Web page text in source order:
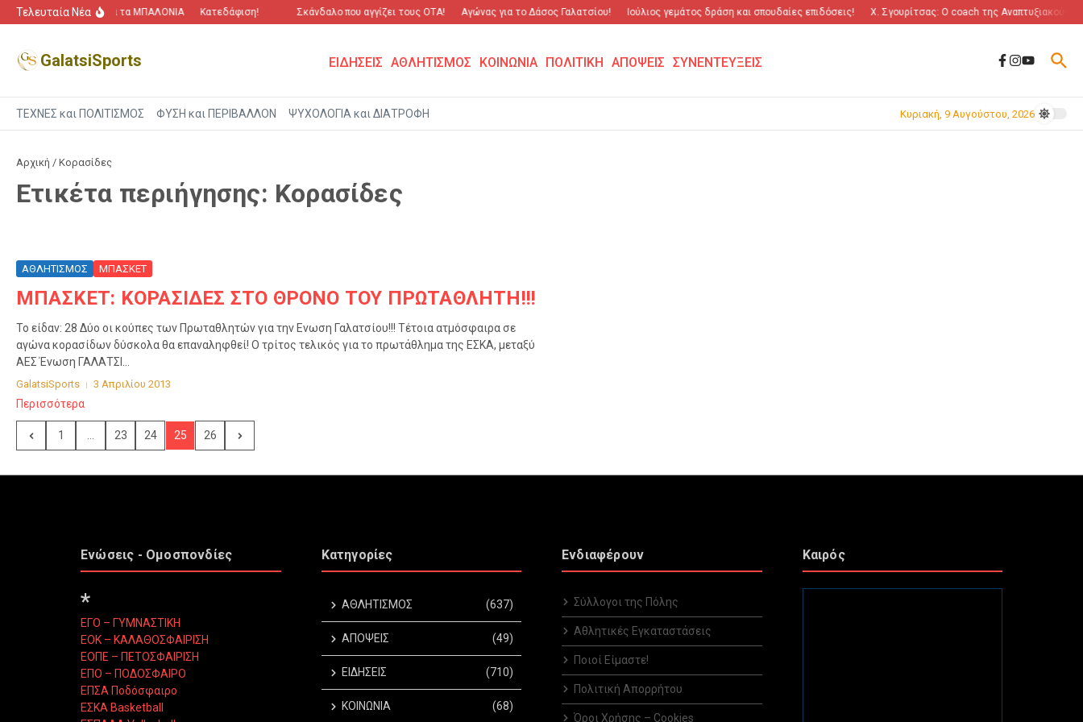
Μετάβαση στο περιεχόμενο
Τελευταία Νέα
“Πόλεμος” για τα ΜΠΑΛΟΝΙΑ Κατεδάφιση! Σκάνδαλο που αγγίζει τους ΟΤΑ! Αγώνας για το Δάσος Γαλατσίου! Ιούλιος γεμάτος δράση και σπουδαίες επιδόσεις! Χ. Σγουρίτσας: O coach της Αναπτυξιακού!
GalatsiSports ΕΙΔΗΣΕΙΣ ΑΘΛΗΤΙΣΜΟΣ ΚΟΙΝΩΝΙΑ ΠΟΛΙΤΙΚΗ ΑΠΟΨΕΙΣ ΣΥΝΕΝΤΕΥΞΕΙΣ
ΤΕΧΝΕΣ και ΠΟΛΙΤΙΣΜΟΣ ΦΥΣΗ και ΠΕΡΙΒΑΛΛΟΝ ΨΥΧΟΛΟΓΙΑ και ΔΙΑΤΡΟΦΗ Κυριακή, 9 Αυγούστου, 2026
Αρχική / Κορασίδες
Ετικέτα περιήγησης: Κορασίδες
ΑΘΛΗΤΙΣΜΟΣ ΜΠΑΣΚΕΤ
ΜΠΑΣΚΕΤ: ΚΟΡΑΣΙΔΕΣ ΣΤΟ ΘΡΟΝΟ ΤΟΥ ΠΡΩΤΑΘΛΗΤΗ!!!
Το είδαν: 28 Δύο οι κούπες των Πρωταθλητών για την Ενωση Γαλατσίου!!! Τέτοια ατμόσφαιρα σε
αγώνα κορασίδων δύσκολα θα επαναληφθεί! Ο τρίτος τελικός για το πρωτάθλημα της ΕΣΚΑ, μεταξύ
ΑΕΣ Ένωση ΓΑΛΑΤΣΙ...
GalatsiSports 3 Απριλίου 2013
Περισσότερα
1 23 24 25 26
Ενώσεις - Ομοσπονδίες
*
ΕΓΟ – ΓΥΜΝΑΣΤΙΚΗ
ΕΟΚ – ΚΑΛΑΘΟΣΦΑΙΡΙΣΗ
ΕΟΠΕ – ΠΕΤΟΣΦΑΙΡΙΣΗ
ΕΠΟ – ΠΟΔΟΣΦΑΙΡΟ
ΕΠΣΑ Ποδόσφαιρο
ΕΣΚΑ Basketball
Κατηγορίες
ΑΘΛΗΤΙΣΜΟΣ (637)
ΑΠΟΨΕΙΣ (49)
ΕΙΔΗΣΕΙΣ (710)
ΚΟΙΝΩΝΙΑ (68)
Ενδιαφέρουν
Σύλλογοι της Πόλης
Αθλητικές Εγκαταστάσεις
Ποιοί Είμαστε!
Πολιτική Απορρήτου
Όροι Χρήσης – Cookies
Καιρός